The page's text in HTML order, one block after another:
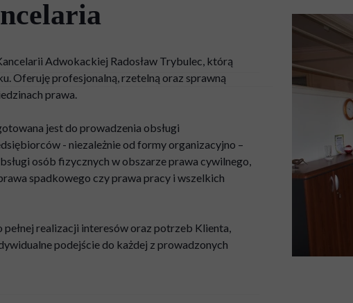
Adwokackiej Radosław Trybulec, którą
Oferuję profesjonalną, rzetelną oraz sprawną
prawa.
jest do prowadzenia obsługi
- niezależnie od formy organizacyjno –
osób fizycznych w obszarze prawa cywilnego,
spadkowego czy prawa pracy i wszelkich
pełnej realizacji interesów oraz potrzeb Klienta,
podejście do każdej z prowadzonych